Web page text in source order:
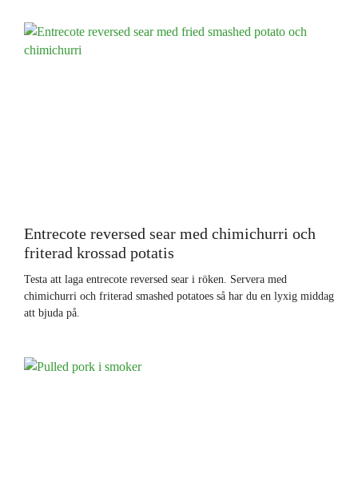
Entrecote reversed sear med chimichurri och
friterad krossad potatis
Testa att laga entrecote reversed sear i röken. Servera med
chimichurri och friterad smashed potatoes så har du en lyxig middag
att bjuda på.